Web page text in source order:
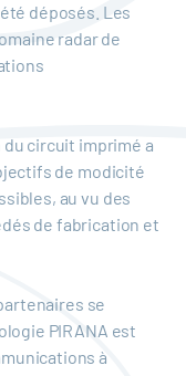
déposés. Les
radar de
circuit imprimé a
de modicité
au vu des
de fabrication et
se
PIRANA est
à